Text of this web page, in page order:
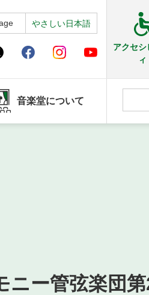
やさしい日本語
アクセシ
ィ
音楽堂について
ニー管弦楽団